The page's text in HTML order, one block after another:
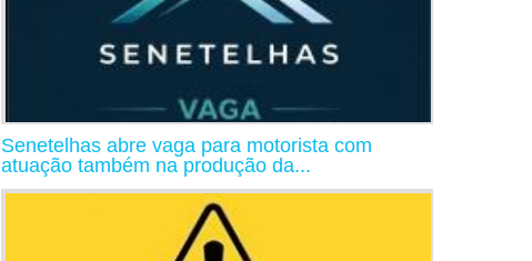
Senetelhas abre vaga para motorista com
atuação também na produção da...